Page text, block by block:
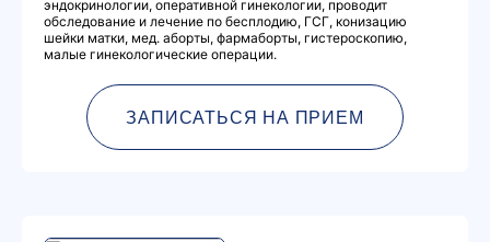
эндокринологии, оперативной гинекологии, проводит
обследование и лечение по бесплодию, ГСГ, конизацию
шейки матки, мед. аборты, фармаборты, гистероскопию,
малые гинекологические операции.
ЗАПИСАТЬСЯ НА ПРИЕМ